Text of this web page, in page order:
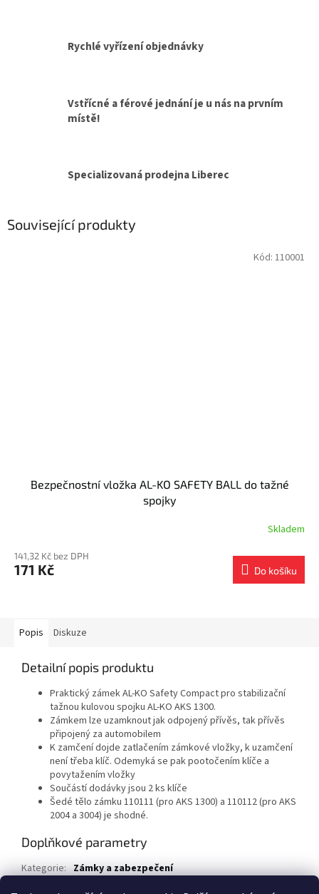
Rychlé vyřízení objednávky
Vstřícné a férové jednání je u nás na prvním
místě!
Specializovaná prodejna Liberec
Související produkty
Bezpečnostní vložka AL-KO SAFETY BALL do tažné
spojky
Skladem
141,32 Kč bez DPH
171 Kč Do košíku
Kód: 110001
Popis Diskuze
Detailní popis produktu
Praktický zámek AL-KO Safety Compact pro stabilizační
tažnou kulovou spojku AL-KO AKS 1300.
Zámkem lze uzamknout jak odpojený přívěs, tak přívěs
připojený za automobilem
K zamčení dojde zatlačením zámkové vložky, k uzamčení
není třeba klíč. Odemyká se pak pootočením klíče a
povytažením vložky
Součástí dodávky jsou 2 ks klíče
Šedé tělo zámku 110111 (pro AKS 1300) a 110112 (pro AKS
2004 a 3004) je shodné.
Doplňkové parametry
Kategorie: Zámky a zabezpečení